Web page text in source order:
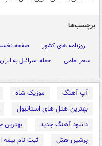
برچسب‌ها
روزنامه های کشور صفحه نخست
سحر امامی
حمله اسرائیل به ایران
آپ آهنگ موزیک شاه
بهترین هتل های استانبول
دانلود آهنگ جدید
بهترین
پرشین هتل
ثبت نام بیمه